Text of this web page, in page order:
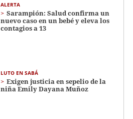
ALERTA
Sarampión: Salud confirma un
nuevo caso en un bebé y eleva los
contagios a 13
LUTO EN SABÁ
Exigen justicia en sepelio de la
niña Emily Dayana Muñoz